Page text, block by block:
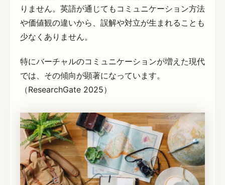
りません。英語が通じてもコミュニケーション方法
や価値観の違いから、誤解や対立が生まれることも
少なくありません。
特にバーチャルのコミュニケーションが増えた現代
では、その傾向が顕著になっています。
（ResearchGate 2025）